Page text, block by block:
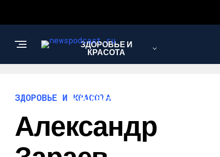
ЗДОРОВЬЕ И
КРАСОТА
ИНТЕРЕСНОЕ И
ПОЗНАВАТЕЛЬНОЕ
ЗДОРОВЬЕ И КРАСОТА
Александр